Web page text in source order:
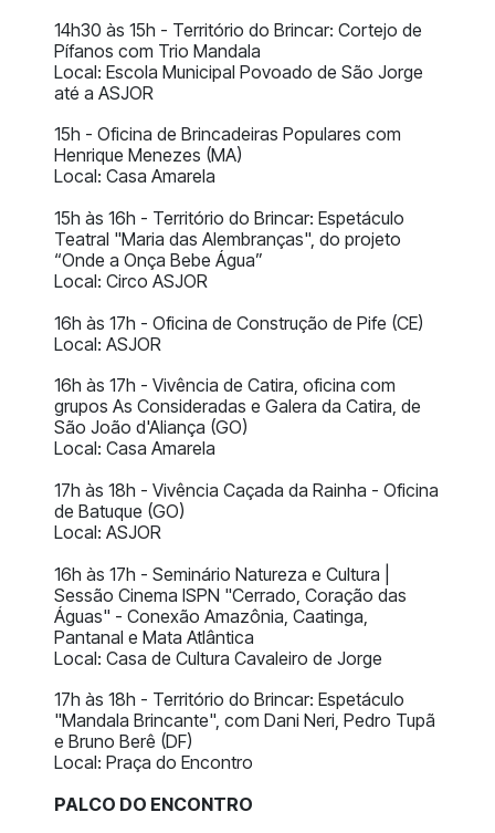
14h30 às 15h - Território do Brincar: Cortejo de
Pífanos com Trio Mandala
Local: Escola Municipal Povoado de São Jorge
até a ASJOR
15h - Oficina de Brincadeiras Populares com
Henrique Menezes (MA)
Local: Casa Amarela
15h às 16h - Território do Brincar: Espetáculo
Teatral "Maria das Alembranças", do projeto
“Onde a Onça Bebe Água”
Local: Circo ASJOR
16h às 17h - Oficina de Construção de Pife (CE)
Local: ASJOR
16h às 17h - Vivência de Catira, oficina com
grupos As Consideradas e Galera da Catira, de
São João d'Aliança (GO)
Local: Casa Amarela
17h às 18h - Vivência Caçada da Rainha - Oficina
de Batuque (GO)
Local: ASJOR
16h às 17h - Seminário Natureza e Cultura |
Sessão Cinema ISPN "Cerrado, Coração das
Águas" - Conexão Amazônia, Caatinga,
Pantanal e Mata Atlântica
Local: Casa de Cultura Cavaleiro de Jorge
17h às 18h - Território do Brincar: Espetáculo
"Mandala Brincante", com Dani Neri, Pedro Tupã
e Bruno Berê (DF)
Local: Praça do Encontro
PALCO DO ENCONTRO